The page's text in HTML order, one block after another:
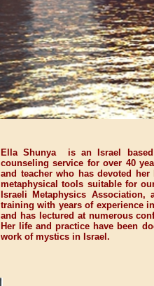
Ella Shunya is an Israel
counseling service for over 40
and teacher who has devoted
metaphysical tools suitable for
Israeli Metaphysics
training with years of experience
and has lectured at numerous
Her life and practice have been
work of mystics in Israel .